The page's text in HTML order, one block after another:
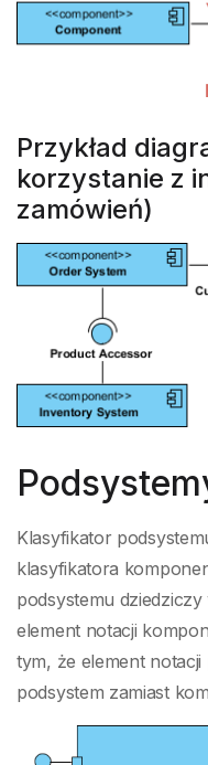
Przykład
korzystanie z
zamówień)
Klasyfikator
klasyfikatora
podsystemu
element notacji
tym, że element
podsystem zamiast